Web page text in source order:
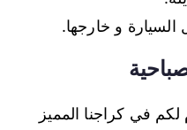
السيارة و خارجها.
لكم في كراجنا المميز